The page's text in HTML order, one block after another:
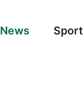
News Sport